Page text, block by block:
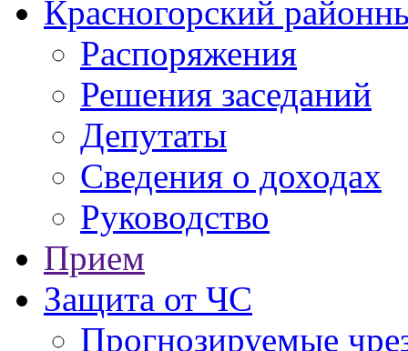
Красногорский
Распоряжения
Решения заседаний
Депутаты
Сведения о доходах
Руководство
Прием
Защита от ЧС
Прогнозируемые